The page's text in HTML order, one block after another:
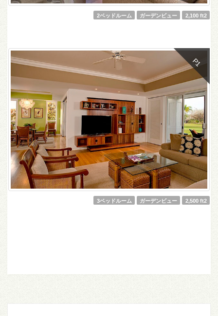
2ベッドルーム ガーデンビュー 2,100 ft2
P1
3ベッドルーム ガーデンビュー 2,500 ft2